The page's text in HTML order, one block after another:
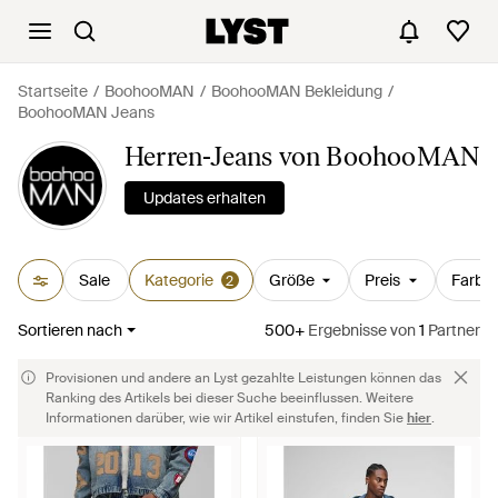
Startseite BoohooMAN
BoohooMAN Bekleidung
BoohooMAN Jeans
Herren-Jeans von BoohooMAN
Updates erhalten
Sale Kategorie 2 Größe Preis Farbe
Sortieren nach 500+ Ergebnissevon1 Partner
Provisionen und andere an Lyst gezahlte Leistungen können das
Ranking des Artikels bei dieser Suche beeinflussen. Weitere
Informationen darüber, wie wir Artikel einstufen, finden Siehier.